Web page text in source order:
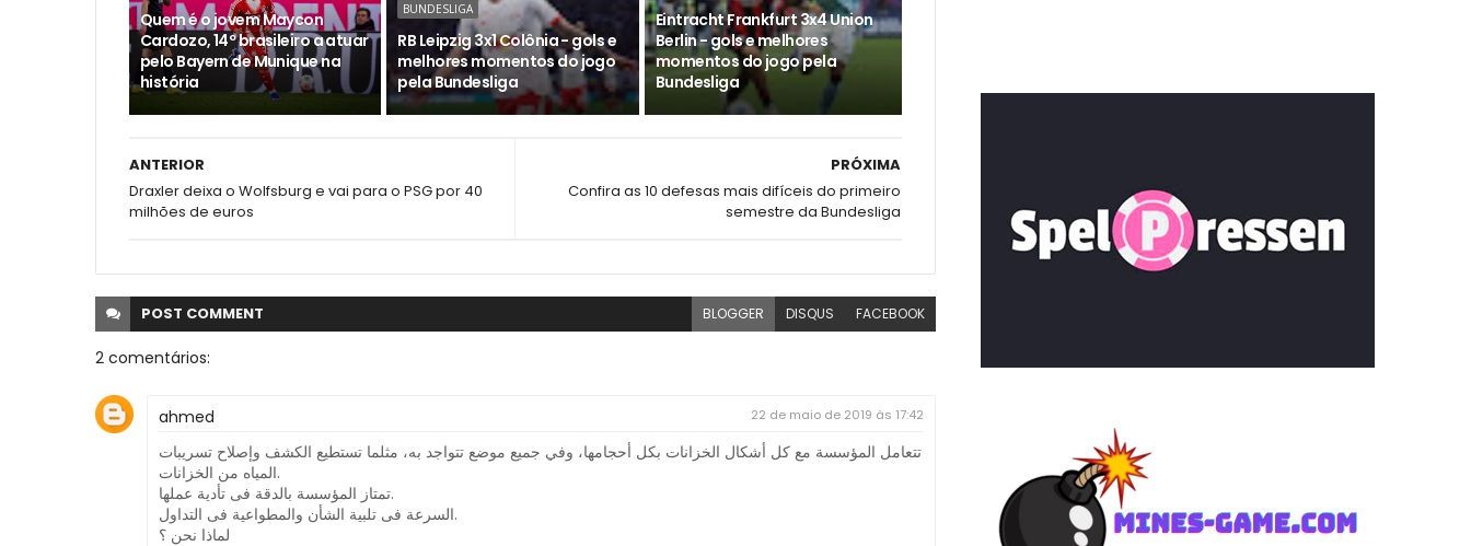
Quem é o jovem Maycon
Cardozo, 14º brasileiro a atuar
pelo Bayern de Munique na
história
BUNDESLIGA
RB Leipzig 3x1 Colônia - gols e
melhores momentos do jogo
pela Bundesliga
Eintracht Frankfurt 3x4 Union
Berlin - gols e melhores
momentos do jogo pela
Bundesliga
PRÓXIMA
Confira as 10 defesas mais difíceis do primeiro
semestre da Bundesliga
ANTERIOR
Draxler deixa o Wolfsburg e vai para o PSG por 40
milhões de euros
POST COMMENT BLOGGER DISQUS FACEBOOK
2 comentários:
ahmed 22 de maio de 2019 às 17:42
تتعامل المؤسسة مع كل أشكال الخزانات بكل أحجامها، وفي جميع موضع تتواجد به، مثلما تستطيع الكشف وإصلاح تسريبات
المياه من الخزانات.
تمتاز المؤسسة بالدقة فى تأدية عملها.
السرعة فى تلبية الشأن والمطواعية فى التداول.
لماذا نحن ؟